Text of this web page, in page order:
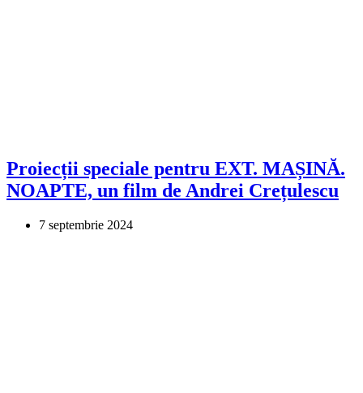
Proiecții speciale pentru EXT. MAȘINĂ.
NOAPTE, un film de Andrei Crețulescu
7 septembrie 2024